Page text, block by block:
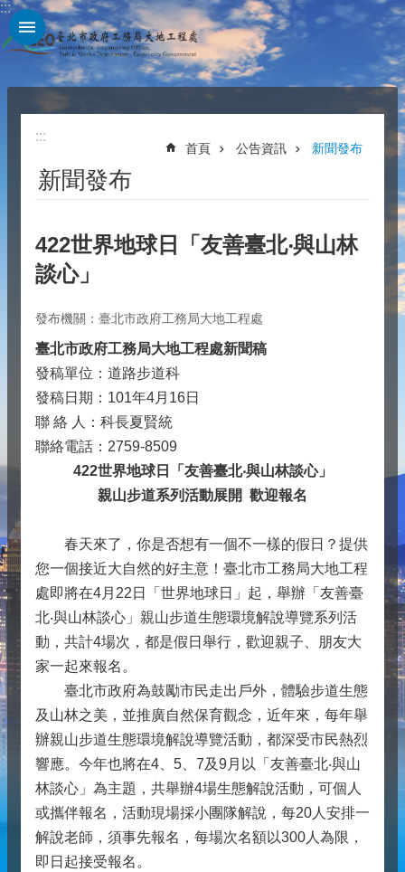
跳到主要內容區塊
:::
:::
首頁 公告資訊 新聞發布
新聞發布
422世界地球日「友善臺北‧與山林
談心」
發布機關：臺北市政府工務局大地工程處
臺北市政府工務局大地工程處新聞稿
發稿單位：道路步道科
發稿日期：101年4月16日
聯 絡 人：科長夏賢統
聯絡電話：2759-8509
422世界地球日「友善臺北‧與山林談心」
親山步道系列活動展開 歡迎報名
春天來了，你是否想有一個不一樣的假日？提供
您一個接近大自然的好主意！臺北市工務局大地工程
處即將在4月22日「世界地球日」起，舉辦「友善臺
北‧與山林談心」親山步道生態環境解說導覽系列活
動，共計4場次，都是假日舉行，歡迎親子、朋友大
家一起來報名。
臺北市政府為鼓勵市民走出戶外，體驗步道生態
及山林之美，並推廣自然保育觀念，近年來，每年舉
辦親山步道生態環境解說導覽活動，都深受市民熱烈
響應。今年也將在4、5、7及9月以「友善臺北‧與山
林談心」為主題，共舉辦4場生態解說活動，可個人
或攜伴報名，活動現場採小團隊解說，每20人安排一
解說老師，須事先報名，每場次名額以300人為限，
即日起接受報名。